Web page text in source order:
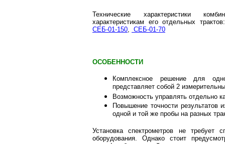
Технические характеристики
характеристикам его отдельных
СЕБ-01-150, СЕБ-01-70
ОСОБЕННОСТИ
Комплексное решение для
представляет собой 2
Возможность управлять отдельно
Повышение точности результатов
одной и той же пробы на разных
Установка спектрометров не требует
оборудования. Однако стоит